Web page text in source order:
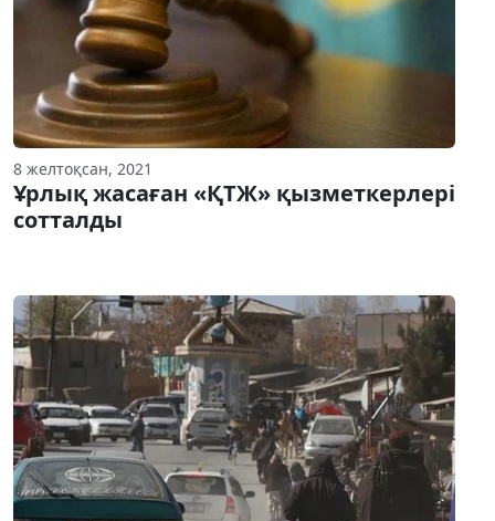
8 желтоқсан, 2021
Ұрлық жасаған «ҚТЖ» қызметкерлері
сотталды